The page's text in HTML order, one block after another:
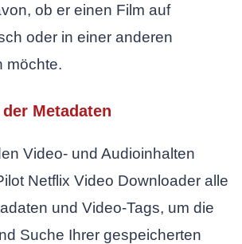
ob er einen Film auf
oder in einer anderen
möchte.
Metadaten
Video- und Audioinhalten
Netflix Video Downloader alle
und Video-Tags, um die
Suche Ihrer gespeicherten